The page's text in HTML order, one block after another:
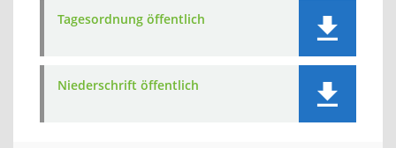
Tagesordnung öffentlich
Niederschrift öffentlich